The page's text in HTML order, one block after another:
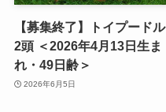
【募集終了】トイプードル
2頭 ＜2026年4月13日生ま
れ・49日齢＞
2026年6月5日